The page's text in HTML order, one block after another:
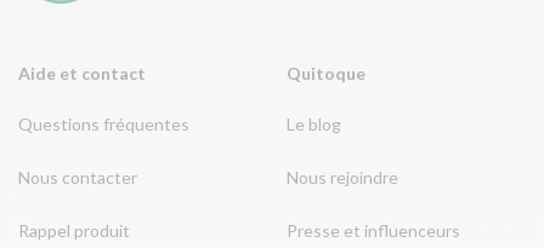
Aide et contact
Questions fréquentes
Nous contacter
Rappel produit
Quitoque
Le blog
Nous rejoindre
Presse et influenceurs